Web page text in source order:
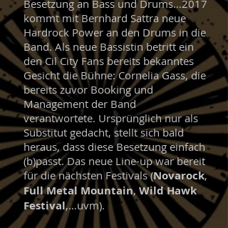
Besetzung an Bass und Drums…2017
kommt mit Bernhard Sattra neue
Hardrock Power an den Drums in die
Band. Als neue Bassistin betritt ein
den Cil City Fans bereits bekanntes
Gesicht die Bühne: Cornelia Gass, die
bereits zuvor Booking und
Management der Band
verantwortete. Ursprünglich nur als
Substitut gedacht, stellt sich bald
heraus, dass diese Besetzung einfach
(b)passt. Das neue Line-up war bereit
für die nächsten Festivals (Novarock,
Full Metal Mountain, Wild Hawk
Festival,…uvm).